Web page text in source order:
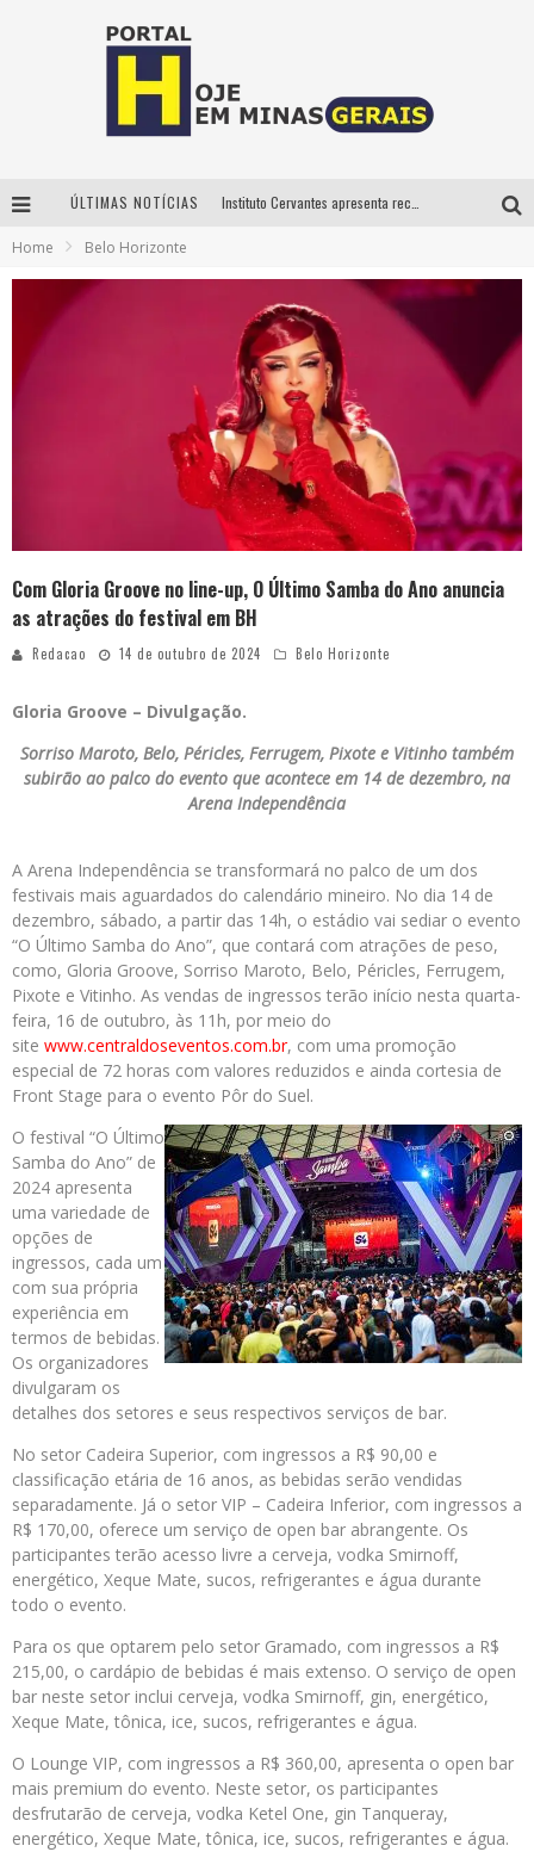
ÚLTIMAS NOTÍCIAS
É neste sábado: Marcelinho de Lima e Trio Virgulino agitam o Forró do Givanildo em Pedro Leopoldo
Home Belo Horizonte
Com Gloria Groove no line-up, O Último Samba do Ano anuncia
as atrações do festival em BH
Redacao 14 de outubro de 2024 Belo Horizonte
Gloria Groove – Divulgação.
Sorriso Maroto, Belo, Péricles, Ferrugem, Pixote e Vitinho também
subirão ao palco do evento que acontece em 14 de dezembro, na
Arena Independência
A Arena Independência se transformará no palco de um dos
festivais mais aguardados do calendário mineiro. No dia 14 de
dezembro, sábado, a partir das 14h, o estádio vai sediar o evento
“O Último Samba do Ano”, que contará com atrações de peso,
como, Gloria Groove, Sorriso Maroto, Belo, Péricles, Ferrugem,
Pixote e Vitinho. As vendas de ingressos terão início nesta quarta-
feira, 16 de outubro, às 11h, por meio do
site www.centraldoseventos.com.br, com uma promoção
especial de 72 horas com valores reduzidos e ainda cortesia de
Front Stage para o evento Pôr do Suel.
O festival “O Último
Samba do Ano” de
2024 apresenta
uma variedade de
opções de
ingressos, cada um
com sua própria
experiência em
termos de bebidas.
Os organizadores
divulgaram os
detalhes dos setores e seus respectivos serviços de bar.
No setor Cadeira Superior, com ingressos a R$ 90,00 e
classificação etária de 16 anos, as bebidas serão vendidas
separadamente. Já o setor VIP – Cadeira Inferior, com ingressos a
R$ 170,00, oferece um serviço de open bar abrangente. Os
participantes terão acesso livre a cerveja, vodka Smirnoff,
energético, Xeque Mate, sucos, refrigerantes e água durante
todo o evento.
Para os que optarem pelo setor Gramado, com ingressos a R$
215,00, o cardápio de bebidas é mais extenso. O serviço de open
bar neste setor inclui cerveja, vodka Smirnoff, gin, energético,
Xeque Mate, tônica, ice, sucos, refrigerantes e água.
O Lounge VIP, com ingressos a R$ 360,00, apresenta o open bar
mais premium do evento. Neste setor, os participantes
desfrutarão de cerveja, vodka Ketel One, gin Tanqueray,
energético, Xeque Mate, tônica, ice, sucos, refrigerantes e água.